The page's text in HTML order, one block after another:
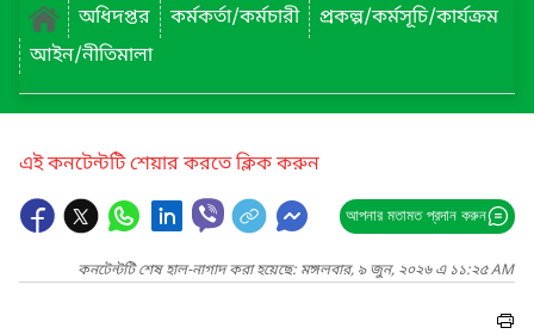
অধিদপ্তর
কর্মকর্তা/কর্মচারী
প্রকল্প/কর্মসূচি/কার্যক্রম
আইন/নীতিমালা
এই কনটেন্টটি শেয়ার করতে ক্লিক করুন
আপনার মতামত প্রদান করুন
কনটেন্টটি শেষ হাল-নাগাদ করা হয়েছে: মঙ্গলবার, ৯ জুন, ২০২৬ এ ১১:২৫ AM